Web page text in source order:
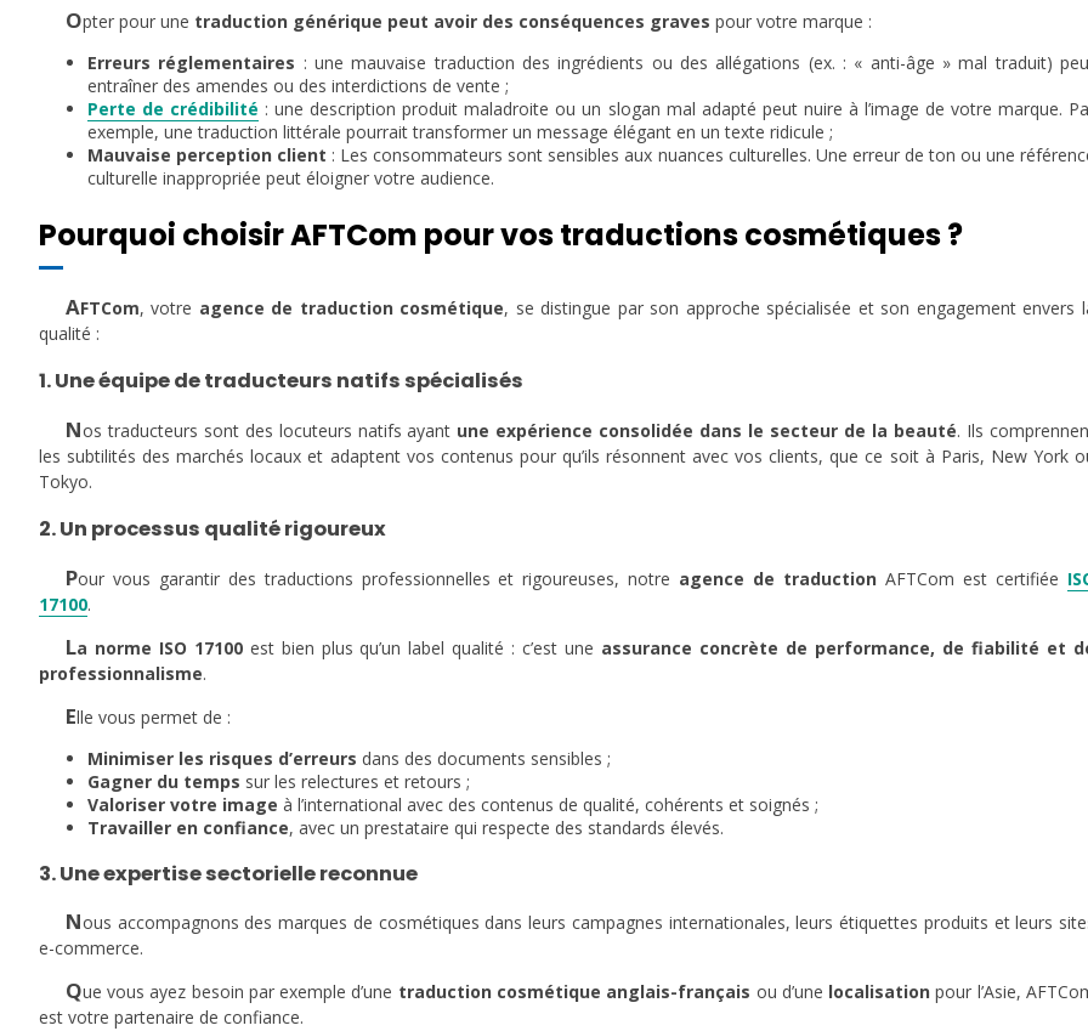
Opter pour une traduction générique peut avoir des conséquences graves pour votre marque :
Erreurs réglementaires : une mauvaise traduction des ingrédients ou des allégations (ex. : « anti-âge » mal traduit)
entraîner des amendes ou des interdictions de vente ;
Perte de crédibilité : une description produit maladroite ou un slogan mal adapté peut nuire à l’image de votre marque.
exemple, une traduction littérale pourrait transformer un message élégant en un texte ridicule ;
Mauvaise perception client : Les consommateurs sont sensibles aux nuances culturelles. Une erreur de ton ou une
culturelle inappropriée peut éloigner votre audience.
Pourquoi choisir AFTCom pour vos traductions cosmétiques ?
AFTCom, votre agence de traduction cosmétique, se distingue par son approche spécialisée et son engagement envers
qualité :
1. Une équipe de traducteurs natifs spécialisés
Nos traducteurs sont des locuteurs natifs ayant une expérience consolidée dans le secteur de la beauté. Ils
les subtilités des marchés locaux et adaptent vos contenus pour qu’ils résonnent avec vos clients, que ce soit à Paris, New York
Tokyo.
2. Un processus qualité rigoureux
Pour vous garantir des traductions professionnelles et rigoureuses, notre agence de traduction AFTCom est certifiée
17100.
La norme ISO 17100est bien plus qu’un label qualité : c’est une assurance concrète de performance, de fiabilité et
professionnalisme.
Elle vous permet de :
Minimiser les risques d’erreurs dans des documents sensibles ;
Gagner du temps sur les relectures et retours ;
Valoriser votre image à l’international avec des contenus de qualité, cohérents et soignés ;
Travailler en confiance, avec un prestataire qui respecte des standards élevés.
3. Une expertise sectorielle reconnue
Nous accompagnons des marques de cosmétiques dans leurs campagnes internationales, leurs étiquettes produits et leurs
e-commerce.
Que vous ayez besoin par exemple d’une traduction cosmétique anglais-français ou d’une localisation pour l’Asie,
est votre partenaire de confiance.